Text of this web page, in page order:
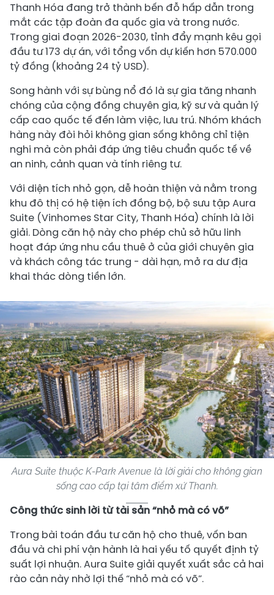
Thanh Hóa đang trở thành bến đỗ hấp dẫn trong
mắt các tập đoàn đa quốc gia và trong nước.
Trong giai đoạn 2026-2030, tỉnh đẩy mạnh kêu gọi
đầu tư 173 dự án, với tổng vốn dự kiến hơn 570.000
tỷ đồng (khoảng 24 tỷ USD).
Song hành với sự bùng nổ đó là sự gia tăng nhanh
chóng của cộng đồng chuyên gia, kỹ sư và quản lý
cấp cao quốc tế đến làm việc, lưu trú. Nhóm khách
hàng này đòi hỏi không gian sống không chỉ tiện
nghi mà còn phải đáp ứng tiêu chuẩn quốc tế về
an ninh, cảnh quan và tính riêng tư.
Với diện tích nhỏ gọn, dễ hoàn thiện và nằm trong
khu đô thị có hệ tiện ích đồng bộ, bộ sưu tập Aura
Suite (Vinhomes Star City, Thanh Hóa) chính là lời
giải. Dòng căn hộ này cho phép chủ sở hữu linh
hoạt đáp ứng nhu cầu thuê ở của giới chuyên gia
và khách công tác trung - dài hạn, mở ra dư địa
khai thác dòng tiền lớn.
Aura Suite thuộc K-Park Avenue là lời giải cho không gian
sống cao cấp tại tâm điểm xứ Thanh.
Công thức sinh lời từ tài sản “nhỏ mà có võ”
Trong bài toán đầu tư căn hộ cho thuê, vốn ban
đầu và chi phí vận hành là hai yếu tố quyết định tỷ
suất lợi nhuận. Aura Suite giải quyết xuất sắc cả hai
rào cản này nhờ lợi thế “nhỏ mà có võ”.